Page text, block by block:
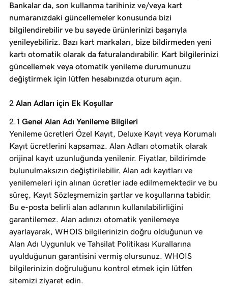
Bankalar da, son kullanma tarihiniz ve/veya kart
numaranızdaki güncellemeler konusunda bizi
bilgilendirebilir ve bu sayede ürünlerinizi başarıyla
yenileyebiliriz. Bazı kart markaları, bize bildirmeden yeni
kartı otomatik olarak da faturalandırabilir. Kart bilgilerinizi
güncellemek veya otomatik yenileme durumunuzu
değiştirmek için lütfen hesabınızda oturum açın.
Alan Adları için Ek Koşullar
Genel Alan Adı Yenileme Bilgileri
Yenileme ücretleri Özel Kayıt, Deluxe Kayıt veya Korumalı
Kayıt ücretlerini kapsamaz. Alan Adları otomatik olarak
orijinal kayıt uzunluğunda yenilenir. Fiyatlar, bildirimde
bulunulmaksızın değiştirilebilir. Alan adı kayıtları ve
yenilemeleri için alınan ücretler iade edilmemektedir ve bu
süreç, Kayıt Sözleşmemizin şartlar ve koşullarına tabidir.
Bu e-posta belirli alan adlarının kullanılabilirliğini
garantilemez. Alan adınızı otomatik yenilemeye
ayarlayarak, WHOIS bilgilerinizin doğru olduğunun ve
Alan Adı Uygunluk ve Tahsilat Politikası Kurallarına
uyulduğunun garantisini vermiş olursunuz. WHOIS
bilgilerinizin doğruluğunu kontrol etmek için lütfen
sitemizi ziyaret edin.